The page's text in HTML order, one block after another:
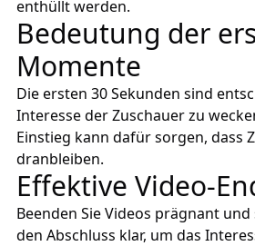
enthüllt werden.
Bedeutung der
Momente
Die ersten 30 Sekunden sind
Interesse der Zuschauer zu
Einstieg kann dafür sorgen, dass
dranbleiben.
Effektive Video-
Beenden Sie Videos prägnant
den Abschluss klar, um das